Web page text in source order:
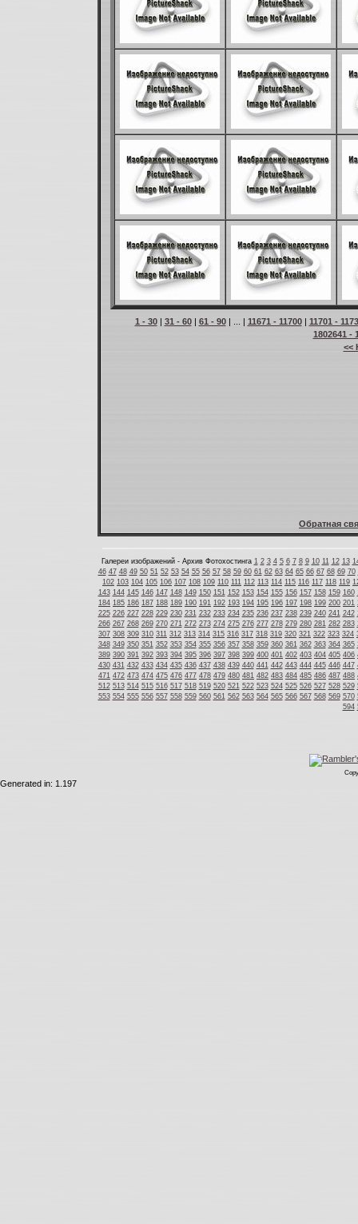
1 - 30| 31 - 60| 61 - 90| ... | 11671 - 11700| 11701 -
1802641 -
<<
Обратная
Галереи изображений - Архив Фотохостинга 1 2 3 4 5 6 7 8 9 10 11 12 13
46 47 48 49 50 51 52 53 54 55 56 57 58 59 60 61 62 63 64 65 66 67 68 69 70
102 103 104 105 106 107 108 109 110 111 112 113 114 115 116 117 118 119
143 144 145 146 147 148 149 150 151 152 153 154 155 156 157 158 159 160
184 185 186 187 188 189 190 191 192 193 194 195 196 197 198 199 200 201
225 226 227 228 229 230 231 232 233 234 235 236 237 238 239 240 241 242
266 267 268 269 270 271 272 273 274 275 276 277 278 279 280 281 282 283
307 308 309 310 311 312 313 314 315 316 317 318 319 320 321 322 323 324
348 349 350 351 352 353 354 355 356 357 358 359 360 361 362 363 364 365
389 390 391 392 393 394 395 396 397 398 399 400 401 402 403 404 405 406
430 431 432 433 434 435 436 437 438 439 440 441 442 443 444 445 446 447
471 472 473 474 475 476 477 478 479 480 481 482 483 484 485 486 487 488
512 513 514 515 516 517 518 519 520 521 522 523 524 525 526 527 528 529
553 554 555 556 557 558 559 560 561 562 563 564 565 566 567 568 569 570
594
Generated in: 1.197